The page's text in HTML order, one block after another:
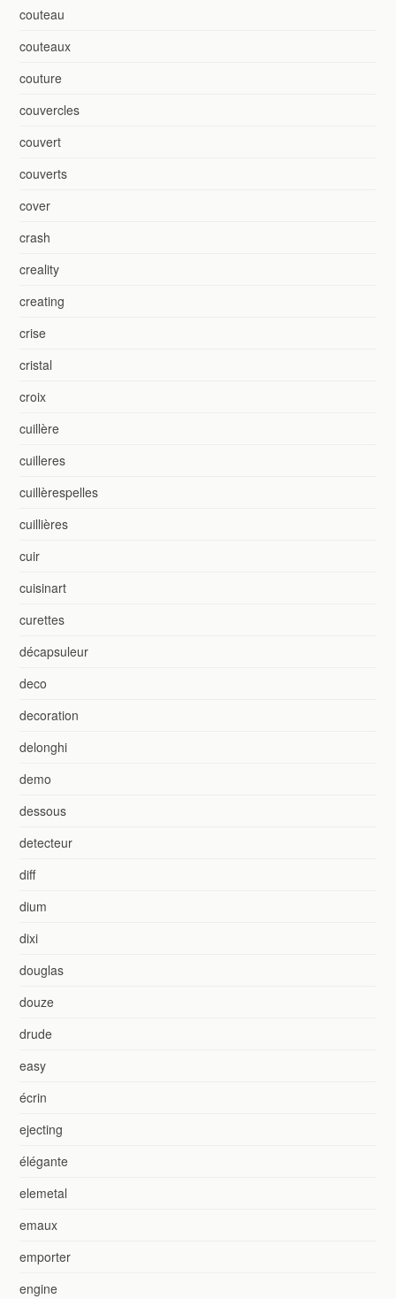
couteau
couteaux
couture
couvercles
couvert
couverts
cover
crash
creality
creating
crise
cristal
croix
cuillère
cuilleres
cuillèrespelles
cuillières
cuir
cuisinart
curettes
décapsuleur
deco
decoration
delonghi
demo
dessous
detecteur
diff
dium
dixi
douglas
douze
drude
easy
écrin
ejecting
élégante
elemetal
emaux
emporter
engine